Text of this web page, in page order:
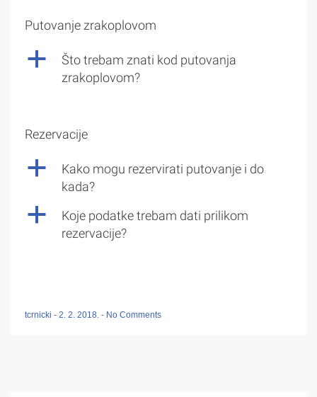
Putovanje zrakoplovom
a
Što trebam znati kod putovanja
zrakoplovom?
Rezervacije
a
Kako mogu rezervirati putovanje i do
kada?
a
Koje podatke trebam dati prilikom
rezervacije?
tcrnicki - 2. 2. 2018. - No Comments